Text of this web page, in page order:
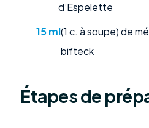
d’Espelette
15 ml(1 c. à soupe) de
bifteck
Étapes de